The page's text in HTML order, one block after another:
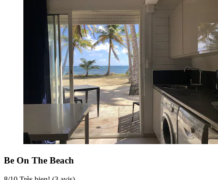
Be On The Beach